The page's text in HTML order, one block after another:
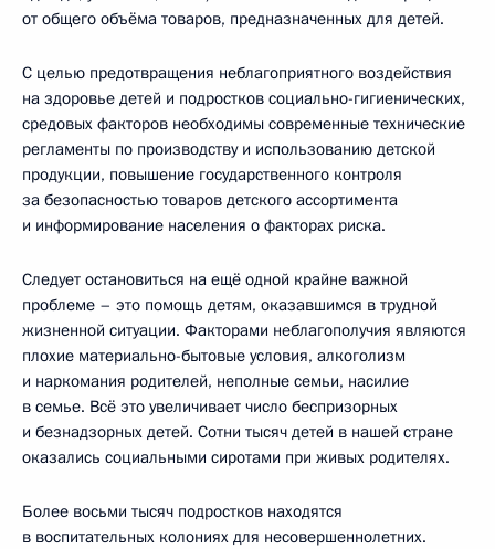
от общего объёма товаров, предназначенных для детей.
С целью предотвращения неблагоприятного воздействия
на здоровье детей и подростков социально-гигиенических,
средовых факторов необходимы современные технические
регламенты по производству и использованию детской
продукции, повышение государственного контроля
за безопасностью товаров детского ассортимента
и информирование населения о факторах риска.
Следует остановиться на ещё одной крайне важной
проблеме – это помощь детям, оказавшимся в трудной
жизненной ситуации. Факторами неблагополучия являются
плохие материально-бытовые условия, алкоголизм
и наркомания родителей, неполные семьи, насилие
в семье. Всё это увеличивает число беспризорных
и безнадзорных детей. Сотни тысяч детей в нашей стране
оказались социальными сиротами при живых родителях.
Более восьми тысяч подростков находятся
в воспитательных колониях для несовершеннолетних.